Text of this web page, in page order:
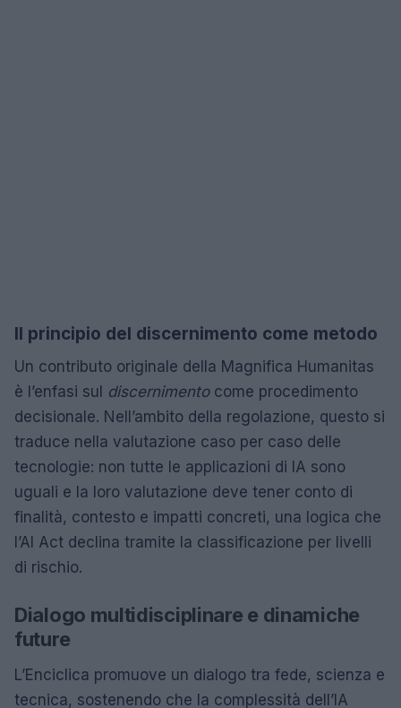
Il principio del discernimento come metodo
Un contributo originale della Magnifica Humanitas
è l’enfasi sul discernimentocome procedimento
decisionale. Nell’ambito della regolazione, questo si
traduce nella valutazione caso per caso delle
tecnologie: non tutte le applicazioni di IA sono
uguali e la loro valutazione deve tener conto di
finalità, contesto e impatti concreti, una logica che
l’AI Act declina tramite la classificazione per livelli
di rischio.
Dialogo multidisciplinare e dinamiche
future
L’Enciclica promuove un dialogo tra fede, scienza e
tecnica, sostenendo che la complessità dell’IA